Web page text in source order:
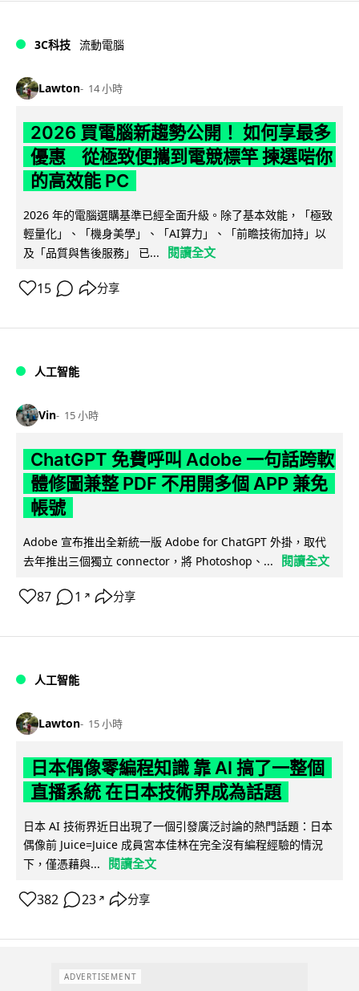
3C科技 流動電腦
Lawton 14 小時
2026 買電腦新趨勢公開！ 如何享最多
優惠 從極致便攜到電競標竿 揀選啱你
的高效能 PC
2026 年的電腦選購基準已經全面升級。除了基本效能，「極致
輕量化」、「機身美學」、「AI算力」、「前瞻技術加持」以
及「品質與售後服務」 已...
閱讀全文
15 分享
人工智能
Vin 15 小時
ChatGPT 免費呼叫 Adobe 一句話跨軟
體修圖兼整 PDF 不用開多個 APP 兼免
帳號
Adobe 宣布推出全新統一版 Adobe for ChatGPT 外掛，取代
去年推出三個獨立 connector，將 Photoshop、...
閱讀全文
87 1 ↗ 分享
人工智能
Lawton 15 小時
日本偶像零編程知識 靠 AI 搞了一整個
直播系統 在日本技術界成為話題
日本 AI 技術界近日出現了一個引發廣泛討論的熱門話題：日本
偶像前 Juice=Juice 成員宮本佳林在完全沒有編程經驗的情況
下，僅憑藉與...
閱讀全文
382 23 ↗ 分享
ADVERTISEMENT